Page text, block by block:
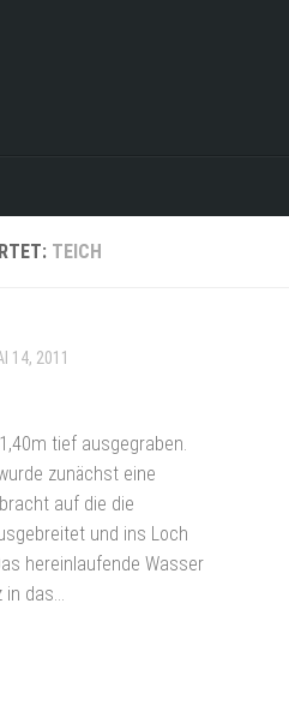
TEICH
14, 2011
tief ausgegraben.
zunächst eine
auf die die
und ins Loch
hereinlaufende Wasser
das...